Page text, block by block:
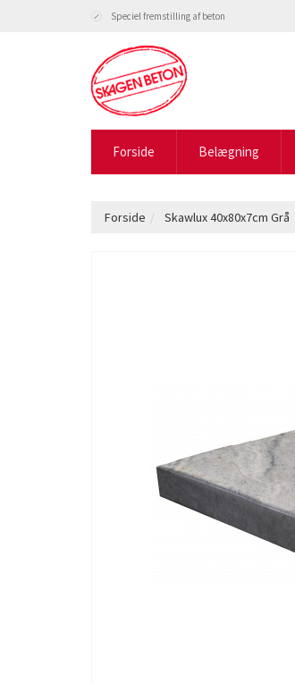
Speciel fremstilling af beton
Forside Belægning
Forside Skawlux 40x80x7cm Grå